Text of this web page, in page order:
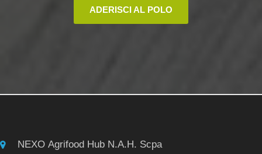
ADERISCI AL POLO
NEXO Agrifood Hub N.A.H. Scpa